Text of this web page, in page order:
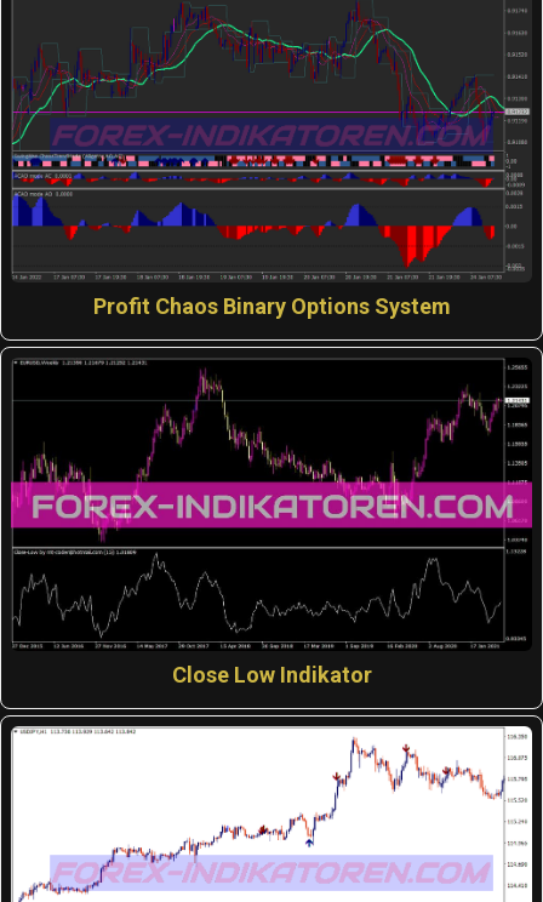
Profit Chaos Binary Options System
Close Low Indikator